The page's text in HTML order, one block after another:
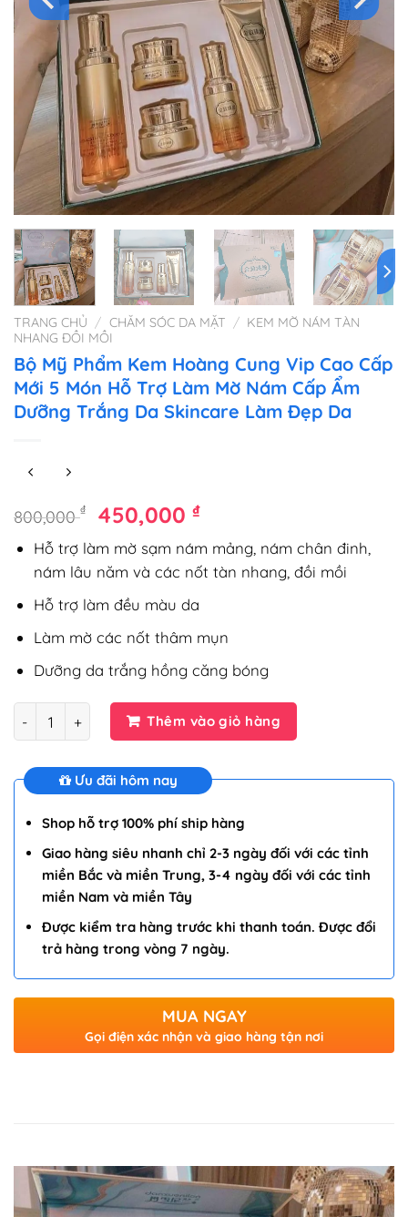
TRANG CHỦ / CHĂM SÓC DA MẶT / KEM MỜ NÁM TÀN
NHANG ĐỒI MỒI
Bộ Mỹ Phẩm Kem Hoàng Cung Vip Cao Cấp
Mới 5 Món Hỗ Trợ Làm Mờ Nám Cấp Ẩm
Dưỡng Trắng Da Skincare Làm Đẹp Da
800,000₫
Giá
gốc
là:
800,000 ₫.
450,000₫Giá
hiện
tại
là:
Hỗ trợ làm mờ sạm nám mảng, nám chân đinh,
nám lâu năm và các nốt tàn nhang, đồi mồi
Hỗ trợ làm đều màu da
Làm mờ các nốt thâm mụn
Dưỡng da trắng hồng căng bóng
Thêm vào giỏ hàng
Ưu đãi hôm nay
Shop hỗ trợ 100% phí ship hàng
Giao hàng siêu nhanh chỉ 2-3 ngày đối với các tỉnh
miền Bắc và miền Trung, 3-4 ngày đối với các tỉnh
miền Nam và miền Tây
Được kiểm tra hàng trước khi thanh toán. Được đổi
trả hàng trong vòng 7 ngày.
MUA NGAY
Gọi điện xác nhận và giao hàng tận nơi